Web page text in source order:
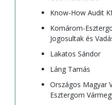
Know-How Audit
Komárom-
Jogosultak és
Lakatos Sándor
Láng Tamás
Országos Magyar
Esztergom